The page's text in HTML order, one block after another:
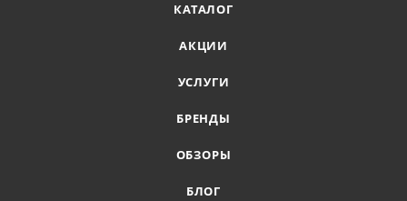
КАТАЛОГ
АКЦИИ
УСЛУГИ
БРЕНДЫ
ОБЗОРЫ
БЛОГ